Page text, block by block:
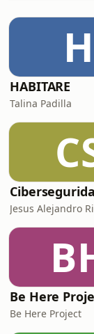
100
H
HABITARE
Talina Padilla
Jesus Alejandro
Be Here
Be Here Project